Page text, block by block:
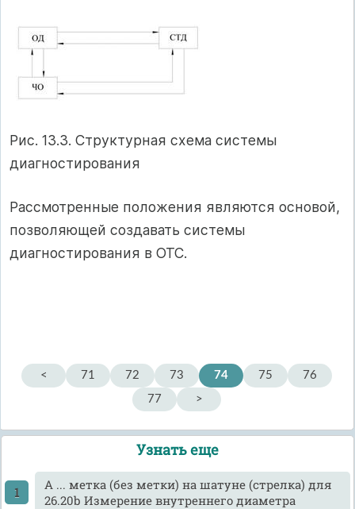
Рис. 13.3. Структурная схема системы
диагностирования
Рассмотренные положения являются основой,
позволяющей создавать системы
диагностирования в ОТС.
< 71 72 73 74 75
76
77
>
Узнать еще
A ... метка (без метки) на шатуне (стрелка) для
26.20b Измерение внутреннего диаметра